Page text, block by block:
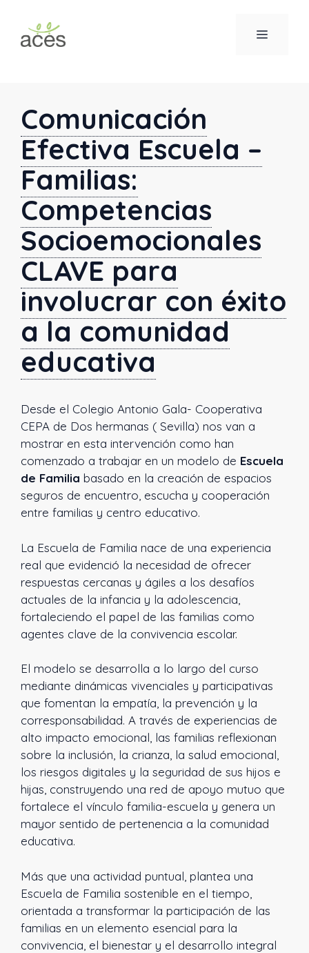
contenido
MENÚ
Comunicación
Efectiva Escuela –
Familias:
Competencias
Socioemocionales
CLAVE para
involucrar con éxito
a la comunidad
educativa
Desde el Colegio Antonio Gala- Cooperativa
CEPA de Dos hermanas ( Sevilla) nos van a
mostrar en esta intervención como han
comenzado a trabajar en un modelo de Escuela
de Familia basado en la creación de espacios
seguros de encuentro, escucha y cooperación
entre familias y centro educativo.
La Escuela de Familia nace de una experiencia
real que evidenció la necesidad de ofrecer
respuestas cercanas y ágiles a los desafíos
actuales de la infancia y la adolescencia,
fortaleciendo el papel de las familias como
agentes clave de la convivencia escolar.
El modelo se desarrolla a lo largo del curso
mediante dinámicas vivenciales y participativas
que fomentan la empatía, la prevención y la
corresponsabilidad. A través de experiencias de
alto impacto emocional, las familias reflexionan
sobre la inclusión, la crianza, la salud emocional,
los riesgos digitales y la seguridad de sus hijos e
hijas, construyendo una red de apoyo mutuo que
fortalece el vínculo familia-escuela y genera un
mayor sentido de pertenencia a la comunidad
educativa.
Más que una actividad puntual, plantea una
Escuela de Familia sostenible en el tiempo,
orientada a transformar la participación de las
familias en un elemento esencial para la
convivencia, el bienestar y el desarrollo integral